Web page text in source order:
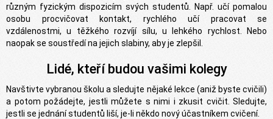
různým fyzickým dispozicím svých studentů. Např. učí pomalou
osobu procvičovat kontakt, rychlého učí pracovat se
vzdálenostmi, u těžkého rozvíjí sílu, u lehkého rychlost. Nebo
naopak se soustředí na jejich slabiny, aby je zlepšil.
Lidé, kteří budou vašimi kolegy
Navštivte vybranou školu a sledujte nějaké lekce (aniž byste cvičili)
a potom požádejte, jestli můžete s nimi i zkusit cvičit. Sledujte,
jestli se jednání studentů liší, je-li někdo nový účastníkem cvičení.